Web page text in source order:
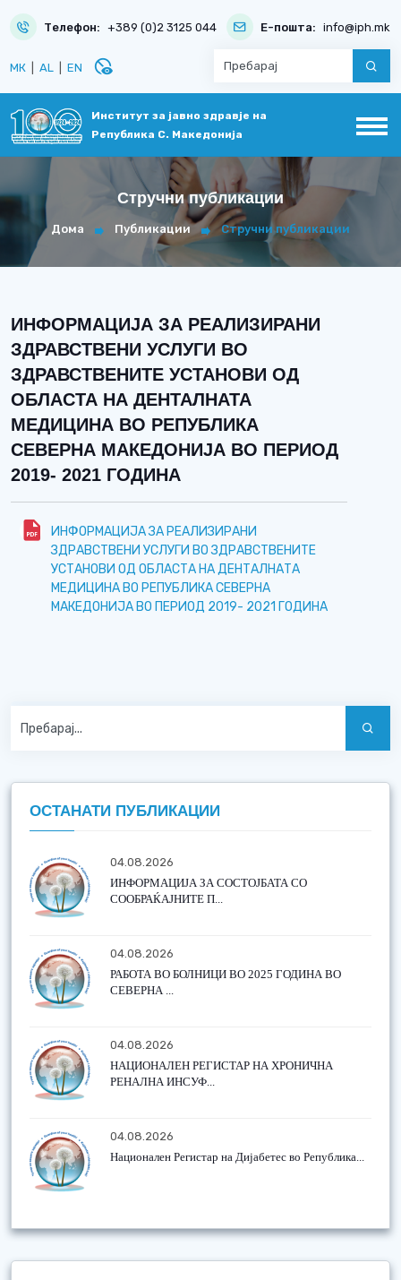
Телефон: +389 (0)2 3125 044 Е-пошта: info@iph.mk
МК AL EN disabled_visible
Институт за јавно здравје на
Република С. Македонија
Стручни публикации
Дома Публикации Стручни публикации
ИНФОРМАЦИЈА ЗА РЕАЛИЗИРАНИ
ЗДРАВСТВЕНИ УСЛУГИ ВО
ЗДРАВСТВЕНИТЕ УСТАНОВИ ОД
ОБЛАСТА НА ДЕНТАЛНАТА
МЕДИЦИНА ВО РЕПУБЛИКА
СЕВЕРНА МАКЕДОНИЈА ВО ПЕРИОД
2019- 2021 ГОДИНА
ИНФОРМАЦИЈА ЗА РЕАЛИЗИРАНИ
ЗДРАВСТВЕНИ УСЛУГИ ВО ЗДРАВСТВЕНИТЕ
УСТАНОВИ ОД ОБЛАСТА НА ДЕНТАЛНАТА
МЕДИЦИНА ВО РЕПУБЛИКА СЕВЕРНА
МАКЕДОНИЈА ВО ПЕРИОД 2019- 2021 ГОДИНА
ОСТАНАТИ ПУБЛИКАЦИИ
04.08.2026
ИНФОРМАЦИЈА ЗА СОСТОЈБАТА СО
СООБРАЌАЈНИТЕ П...
04.08.2026
РАБОТА ВО БОЛНИЦИ ВО 2025 ГОДИНА ВО
СЕВЕРНА ...
04.08.2026
НАЦИОНАЛЕН РЕГИСТАР НА ХРОНИЧНА
РЕНАЛНА ИНСУФ...
04.08.2026
Национален Регистар на Дијабетес во Република...